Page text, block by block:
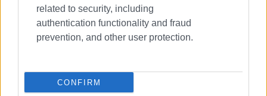
related to security, including
authentication functionality and fraud
prevention, and other user protection.
CONFIRM